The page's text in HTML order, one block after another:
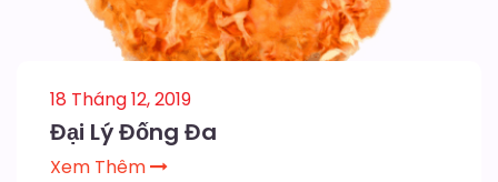
18 Tháng 12, 2019
Đại Lý Đống Đa
Xem Thêm